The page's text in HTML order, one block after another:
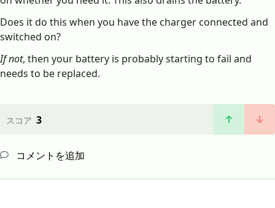
Does it do this when you have the charger connected and
switched on?
If not, then your battery is probably starting to fail and
needs to be replaced.
スコア 3
コメントを追加